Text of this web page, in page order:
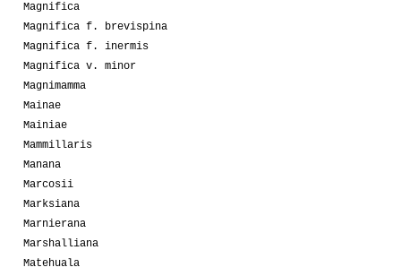
Magnifica
Magnifica f. brevispina
Magnifica f. inermis
Magnifica v. minor
Magnimamma
Mainae
Mainiae
Mammillaris
Manana
Marcosii
Marksiana
Marnierana
Marshalliana
Matehuala